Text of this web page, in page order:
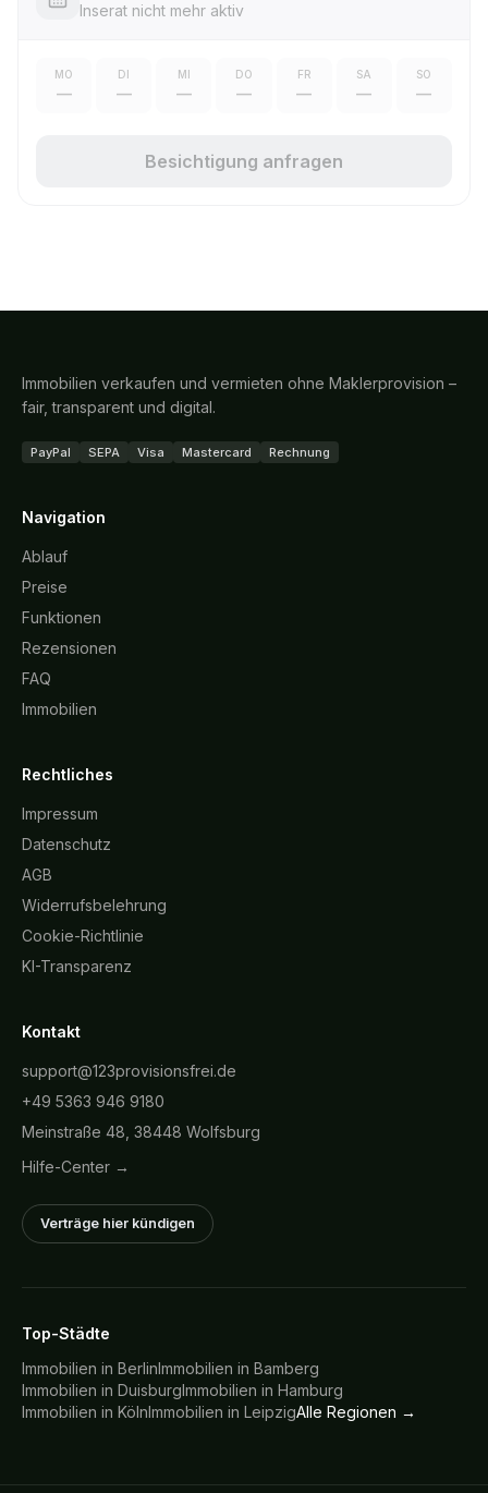
Inserat nicht mehr aktiv
MO
—
DI
—
MI
—
DO
—
FR
—
SA
—
SO
—
Besichtigung anfragen
Immobilien verkaufen und vermieten ohne Maklerprovision –
fair, transparent und digital.
PayPal SEPA Visa Mastercard Rechnung
Navigation
Ablauf
Preise
Funktionen
Rezensionen
FAQ
Immobilien
Rechtliches
Impressum
Datenschutz
AGB
Widerrufsbelehrung
Cookie-Richtlinie
KI-Transparenz
Kontakt
support@123provisionsfrei.de
+49 5363 946 9180
Meinstraße 48, 38448 Wolfsburg
Hilfe-Center →
Verträge hier kündigen
Top-Städte
Immobilien in BerlinImmobilien in Bamberg
Immobilien in DuisburgImmobilien in Hamburg
Immobilien in KölnImmobilien in LeipzigAlle Regionen →